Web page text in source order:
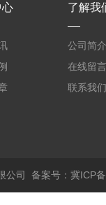
心 了解我
公司简介
在线留言
联系我们
公司 备案号：冀ICP